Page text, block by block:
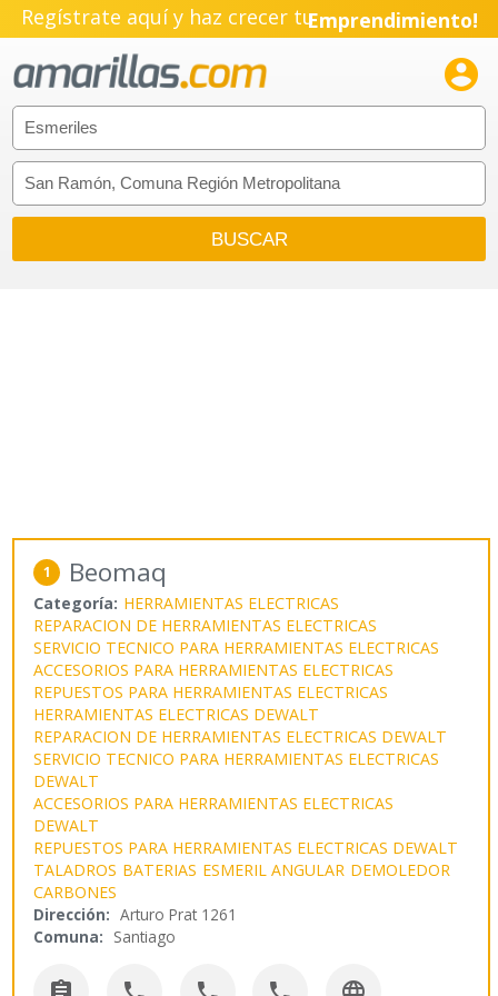
Regístrate aquí y haz crecer tuEmprendimiento!

1 Beomaq
Categoría: HERRAMIENTAS ELECTRICAS
REPARACION DE HERRAMIENTAS ELECTRICAS
SERVICIO TECNICO PARA HERRAMIENTAS ELECTRICAS
ACCESORIOS PARA HERRAMIENTAS ELECTRICAS
REPUESTOS PARA HERRAMIENTAS ELECTRICAS
HERRAMIENTAS ELECTRICAS DEWALT
REPARACION DE HERRAMIENTAS ELECTRICAS DEWALT
SERVICIO TECNICO PARA HERRAMIENTAS ELECTRICAS
DEWALT
ACCESORIOS PARA HERRAMIENTAS ELECTRICAS
DEWALT
REPUESTOS PARA HERRAMIENTAS ELECTRICAS DEWALT
TALADROS BATERIAS ESMERIL ANGULAR DEMOLEDOR
CARBONES
Dirección: Arturo Prat 1261
Comuna: Santiago